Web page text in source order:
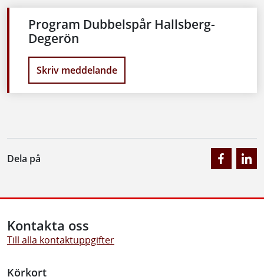
Program Dubbelspår Hallsberg-
Degerön
Skriv meddelande
Dela på
Kontakta oss
Till alla kontaktuppgifter
Körkort